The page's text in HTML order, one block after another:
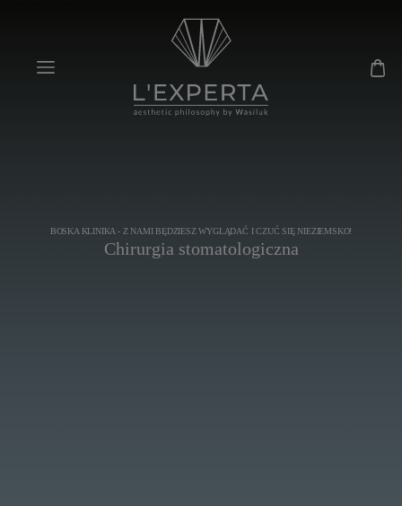
BOSKA KLINIKA - Z NAMI BĘDZIESZ WYGLĄDAĆ I CZUĆ SIĘ NIEZIEMSKO!
Chirurgia stomatologiczna